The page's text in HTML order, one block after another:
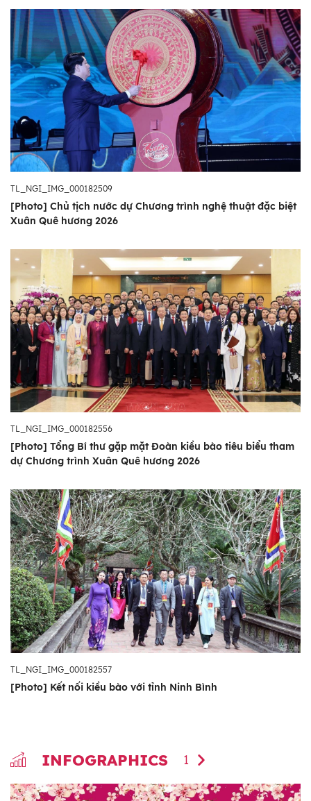
TL_NGI_IMG_000182509
[Photo] Chủ tịch nước dự Chương trình nghệ thuật đặc biệt
Xuân Quê hương 2026
TL_NGI_IMG_000182556
[Photo] Tổng Bí thư gặp mặt Đoàn kiều bào tiêu biểu tham
dự Chương trình Xuân Quê hương 2026
TL_NGI_IMG_000182557
[Photo] Kết nối kiều bào với tỉnh Ninh Bình
INFOGRAPHICS 1